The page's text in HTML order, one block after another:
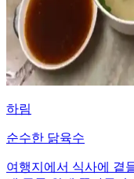
하림
순수한 닭육수
여행지에서 식사에 곁